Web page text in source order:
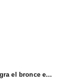
Noemí Moreno logra el bronce en el XXX Biatlón Ciudad de Gijón